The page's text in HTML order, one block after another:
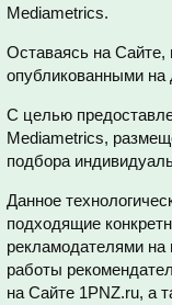
Mediametrics.
Оставаясь на Сайте,
опубликованными на
С целью
Mediametrics,
подбора
Данное
подходящие
рекламодателями
работы
на Сайте 1PNZ.ru, а